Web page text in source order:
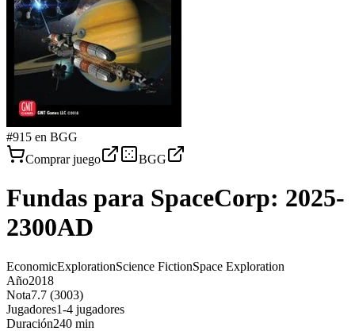
#915 en BGG
Comprar juego
BGG
Fundas para SpaceCorp: 2025-
2300AD
EconomicExplorationScience FictionSpace Exploration
Año2018
Nota7.7 (3003)
Jugadores1-4 jugadores
Duración240 min